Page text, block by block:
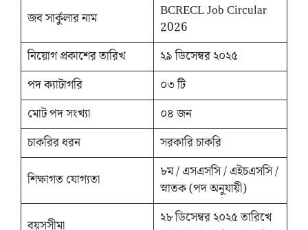
জব সার্কুলার নাম
BCRECL Job Circular
2026
নিয়োগ প্রকাশের তারিখ
২৯ ডিসেম্বর ২০২৫
পদ ক্যাটাগরি
০৩ টি
মোট পদ সংখ্যা
০৪ জন
চাকরির ধরন
সরকারি চাকরি
শিক্ষাগত যোগ্যতা
৮ম / এসএসসি / এইচএসসি /
স্নাতক (পদ অনুযায়ী)
বয়সসীমা
২৮ ডিসেম্বর ২০২৫ তারিখে